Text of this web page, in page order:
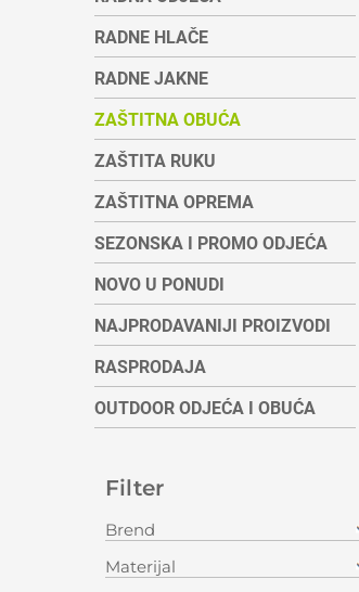
RADNE HLAČE
RADNE JAKNE
ZAŠTITNA OBUĆA
ZAŠTITA RUKU
ZAŠTITNA OPREMA
SEZONSKA I PROMO ODJEĆA
NOVO U PONUDI
NAJPRODAVANIJI PROIZVODI
RASPRODAJA
OUTDOOR ODJEĆA I OBUĆA
Filter
Brend
Materijal